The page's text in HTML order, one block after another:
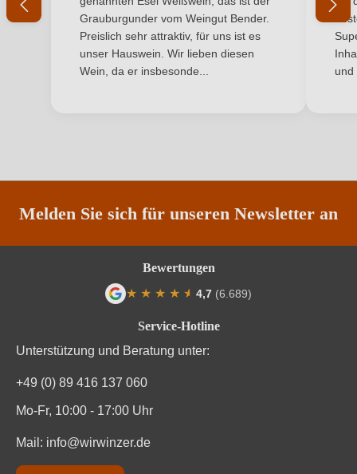
Region Kampanien
Traubenfarbe Weiß
Ich habe mein Passwort vergessen
Grauburgunder vom Weingut Bender.
Preislich sehr attraktiv, für uns ist es
unser Hauswein. Wir lieben diesen
Wein, da er insbesonde...
und
Melden Sie sich für unseren Newsletter an
Service-Hotline
Unterstützung und Beratung unter:
+49 (0) 89 416 137 060
Mo-Fr, 10:00 - 17:00 Uhr
Mail: info@wirwinzer.de
Bewertungen
★ ★ ★ ★ ★
★ 4,7 (6.689)